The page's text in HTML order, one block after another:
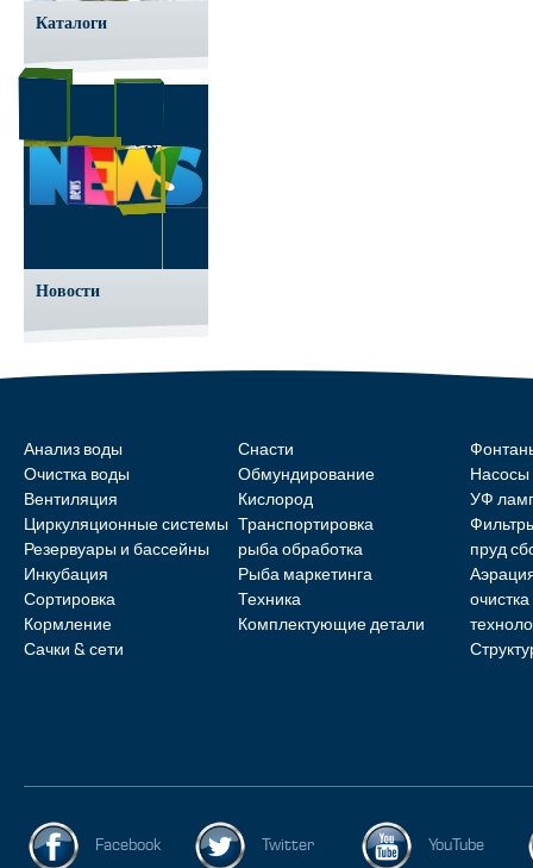
Каталоги
Новости
Анализ воды
Очистка воды
Вентиляция
Циркуляционные системы
Резервуары и бассейны
Инкубация
Сортировка
Кормление
Сачки & сети
Снасти
Обмундирование
Кислород
Транспортировка
рыба обработка
Рыба маркетинга
Техника
Комплектующие детали
Насосы
УФ
пруд
Facebook Twitter YouTube